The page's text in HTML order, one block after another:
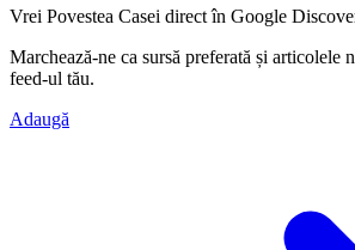
Vrei Povestea Casei direct în Google
Marchează-ne ca sursă preferată și articolele
feed-ul tău.
Adaugă